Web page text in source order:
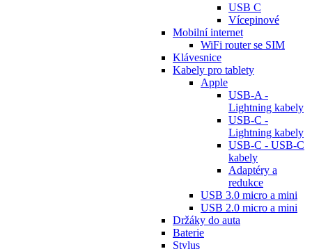
USB C
Vícepinové
Mobilní internet
WiFi router se SIM
Klávesnice
Kabely pro tablety
Apple
USB-A -
Lightning kabely
USB-C -
Lightning kabely
USB-C - USB-C
kabely
Adaptéry a
redukce
USB 3.0 micro a mini
USB 2.0 micro a mini
Držáky do auta
Baterie
Stylus